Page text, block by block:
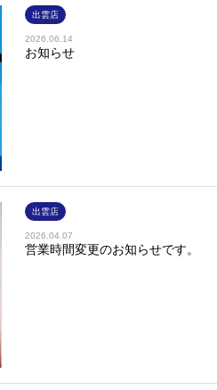
出雲店
2026.06.14
お知らせ
出雲店
2026.04.07
営業時間変更のお知らせです。